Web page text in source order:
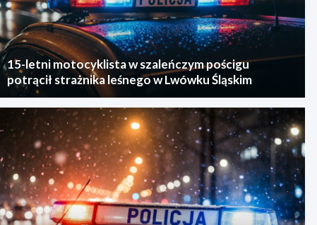
15-letni motocyklista w szaleńczym pościgu
potrącił strażnika leśnego w Lwówku Śląskim